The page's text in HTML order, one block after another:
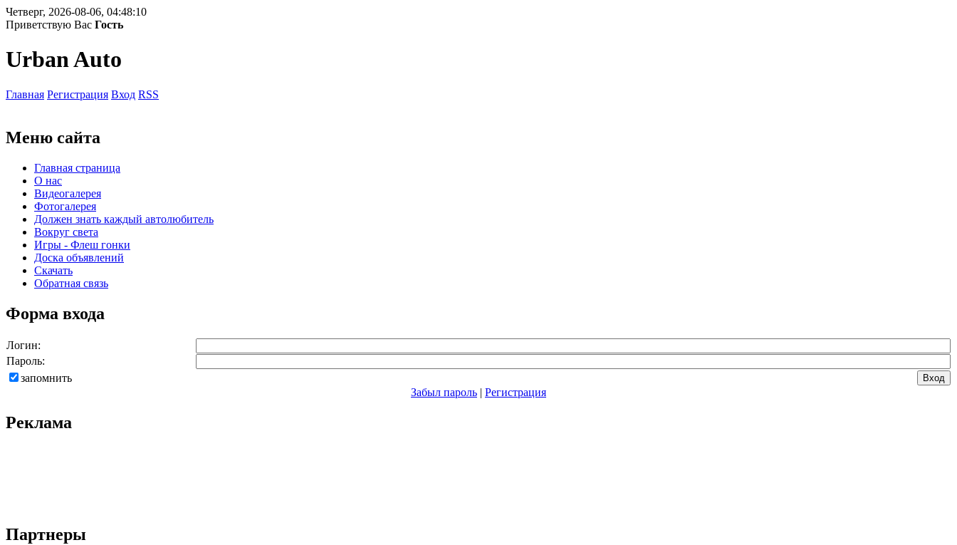
Четверг, 2026-08-06, 04:48:10
Приветствую Вас Гость
Urban Auto
Главная Регистрация Вход RSS
Меню сайта
Главная страница
О нас
Видеогалерея
Фотогалерея
Должен знать каждый автолюбитель
Вокруг света
Игры - Флеш гонки
Доска объявлений
Скачать
Обратная связь
Форма входа
Логин:
Пароль:
запомнить
Забыл пароль | Регистрация
Реклама
Партнеры